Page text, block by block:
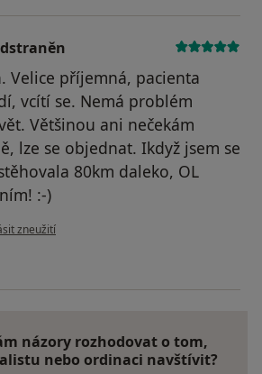
Velice příjemná, pacienta
vcítí se. Nemá problém
Většinou ani nečekám
lze se objednat. Ikdyž jsem se
80km daleko, OL
:-)
názoru uživatele Váš účet byl odstraněn
zneužití
názory rozhodovat o tom,
nebo ordinaci navštívit?